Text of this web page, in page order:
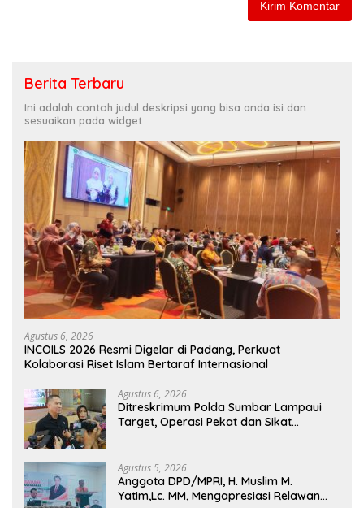
Berita Terbaru
Ini adalah contoh judul deskripsi yang bisa anda isi dan
sesuaikan pada widget
Agustus 6, 2026
INCOILS 2026 Resmi Digelar di Padang, Perkuat
Kolaborasi Riset Islam Bertaraf Internasional
Agustus 6, 2026
Ditreskrimum Polda Sumbar Lampaui
Target, Operasi Pekat dan Sikat
Agustus 5, 2026
Anggota DPD/MPRI, H. Muslim M.
Yatim,Lc. MM, Mengapresiasi Relawan